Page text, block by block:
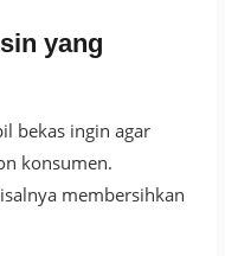
yang
bekas ingin agar
konsumen.
membersihkan